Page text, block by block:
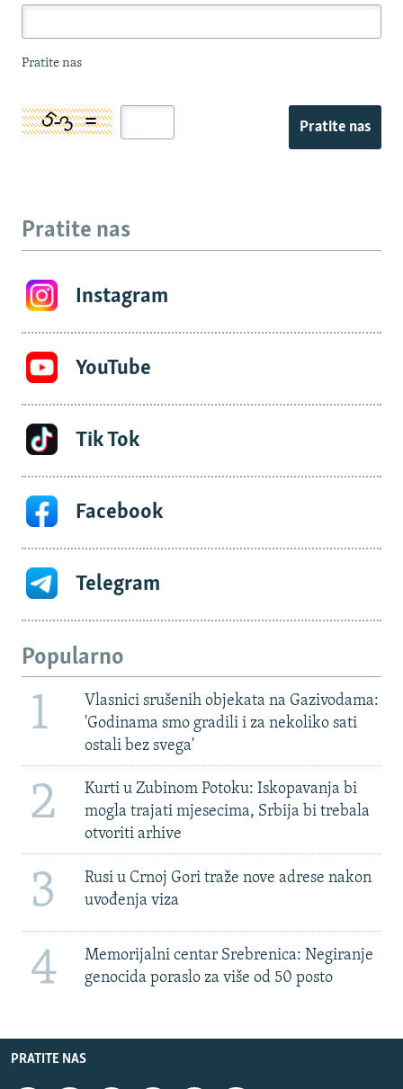
Pratite nas
Pratite nas
Pratite nas
Instagram
YouTube
Tik Tok
Facebook
Telegram
Popularno
1
Vlasnici srušenih objekata na Gazivodama:
'Godinama smo gradili i za nekoliko sati
ostali bez svega'
2
Kurti u Zubinom Potoku: Iskopavanja bi
mogla trajati mjesecima, Srbija bi trebala
otvoriti arhive
3
Rusi u Crnoj Gori traže nove adrese nakon
uvođenja viza
4
Memorijalni centar Srebrenica: Negiranje
genocida poraslo za više od 50 posto
PRATITE NAS